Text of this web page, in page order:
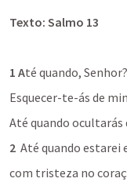
Texto: Salmo 13
1 Até quando, Senhor?
Esquecer-te-ás de
Até quando ocultarás
2 Até quando estarei
com tristeza no